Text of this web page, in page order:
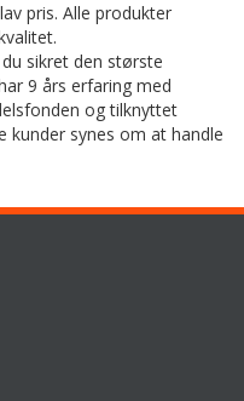
pris. Alle produkter
sikret den største
9 års erfaring med
og tilknyttet
kunder synes om at handle